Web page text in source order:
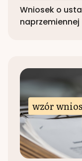
Wniosek o
naprzemiennej
wzór